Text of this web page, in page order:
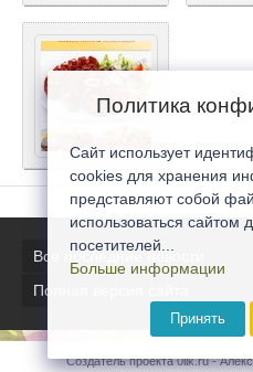
Все последние новости
Полная версия сайта
Создатель проекта 0lik.ru -
Политика
Сайт использует
cookies для хранения
представляют собой
использоваться сайтом
посетителей...
Больше информации
Принять